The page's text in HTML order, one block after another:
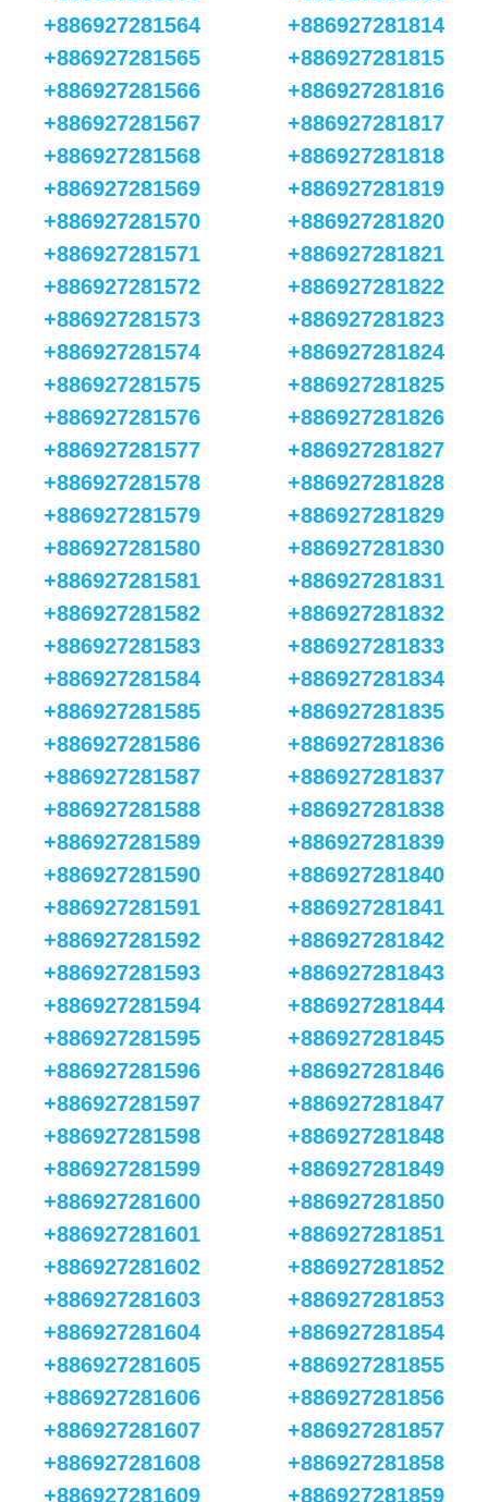
+886927281564
+886927281565
+886927281566
+886927281567
+886927281568
+886927281569
+886927281570
+886927281571
+886927281572
+886927281573
+886927281574
+886927281575
+886927281576
+886927281577
+886927281578
+886927281579
+886927281580
+886927281581
+886927281582
+886927281583
+886927281584
+886927281585
+886927281586
+886927281587
+886927281588
+886927281589
+886927281590
+886927281591
+886927281592
+886927281593
+886927281594
+886927281595
+886927281596
+886927281597
+886927281598
+886927281599
+886927281600
+886927281601
+886927281602
+886927281603
+886927281604
+886927281605
+886927281606
+886927281607
+886927281608
+886927281609
+886927281814
+886927281815
+886927281816
+886927281817
+886927281818
+886927281819
+886927281820
+886927281821
+886927281822
+886927281823
+886927281824
+886927281825
+886927281826
+886927281827
+886927281828
+886927281829
+886927281830
+886927281831
+886927281832
+886927281833
+886927281834
+886927281835
+886927281836
+886927281837
+886927281838
+886927281839
+886927281840
+886927281841
+886927281842
+886927281843
+886927281844
+886927281845
+886927281846
+886927281847
+886927281848
+886927281849
+886927281850
+886927281851
+886927281852
+886927281853
+886927281854
+886927281855
+886927281856
+886927281857
+886927281858
+886927281859